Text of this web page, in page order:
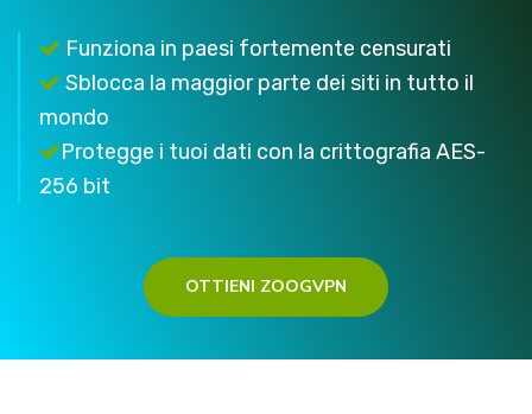
Funziona in paesi fortemente censurati
Sblocca la maggior parte dei siti in tutto il
mondo
Protegge i tuoi dati con la crittografia AES-
256 bit
OTTIENI ZOOGVPN